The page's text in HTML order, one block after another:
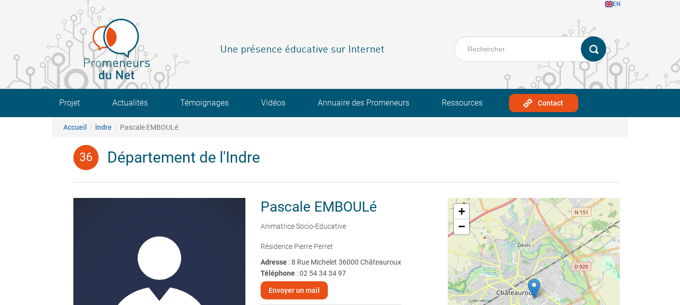
EN
Une présence éducative sur Internet
Main navigation
Projet Actualités Témoignages Vidéos Annuaire des Promeneurs Ressources Contact
Fil d'Ariane
Accueil Indre Pascale EMBOULé
Département de l'Indre
Pascale EMBOULé
Animatrice Socio-Educative
Résidence Pierre Perret
Adresse : 8 Rue Michelet 36000 Châteauroux
Téléphone:02 54 34 34 97
Envoyer un mail
+
−